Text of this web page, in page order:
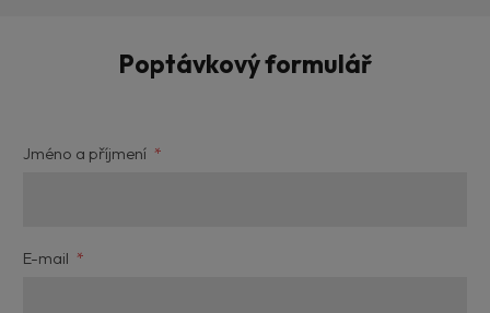
Poptávkový formulář
Jméno a příjmení *
E-mail *